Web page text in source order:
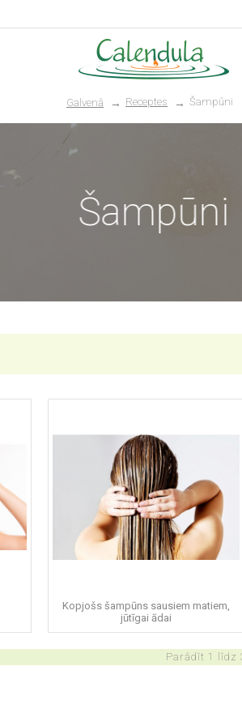
Galvenā Receptes Šampūni
Šampūni
Kopjošs šampūns sausiem matiem,
jūtīgai ādai
Parādīt 1 līdz